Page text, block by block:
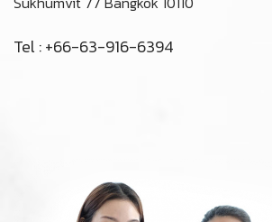
Tel : +66-63-916-6394